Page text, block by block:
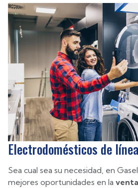
Electrodomésticos de
Sea cual sea su necesidad, en
mejores oportunidades en la